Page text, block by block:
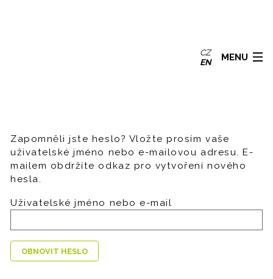
CZ
EN
MENU
Zapomněli jste heslo? Vložte prosím vaše
uživatelské jméno nebo e-mailovou adresu. E-
mailem obdržíte odkaz pro vytvoření nového
hesla.
Uživatelské jméno nebo e-mail
OBNOVIT HESLO